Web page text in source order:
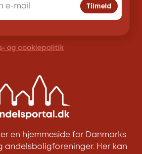
Tilmeld
og cookiepolitik
en hjemmeside for Danmarks
andelsboligforeninger. Her kan